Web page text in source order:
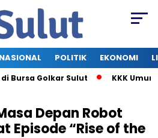
NASIONAL POLITIK EKONOMI
Golkar Sulut KKK
Depan Robot
Episode “Rise of the